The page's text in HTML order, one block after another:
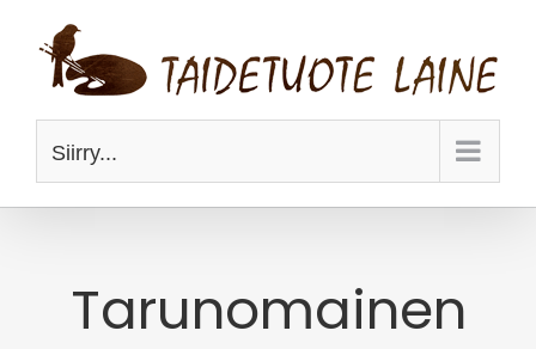
content
Siirry...
Tarunomainen